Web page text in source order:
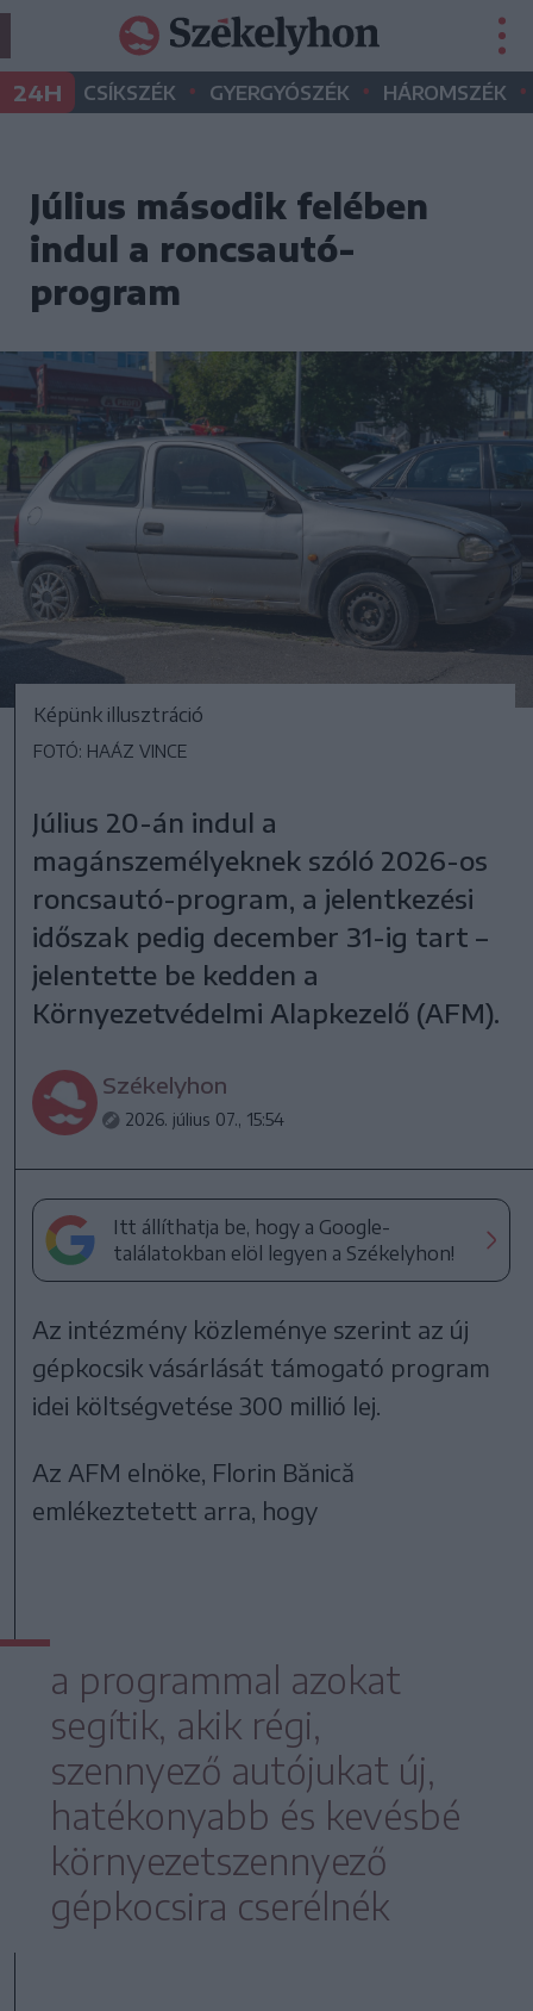
24H CSÍKSZÉK • GYERGYÓSZÉK • HÁROMSZÉK •
Július második felében
indul a roncsautó-
program
Képünk illusztráció
FOTÓ: HAÁZ VINCE
Július 20-án indul a
magánszemélyeknek szóló 2026-os
roncsautó-program, a jelentkezési
időszak pedig december 31-ig tart –
jelentette be kedden a
Környezetvédelmi Alapkezelő (AFM).
Székelyhon
2026. július 07., 15:54
Itt állíthatja be, hogy a Google-
találatokban elöl legyen a Székelyhon!
Az intézmény közleménye szerint az új
gépkocsik vásárlását támogató program
idei költségvetése 300 millió lej.
Az AFM elnöke, Florin Bănică
emlékeztetett arra, hogy
a programmal azokat
segítik, akik régi,
szennyező autójukat új,
hatékonyabb és kevésbé
környezetszennyező
gépkocsira cserélnék